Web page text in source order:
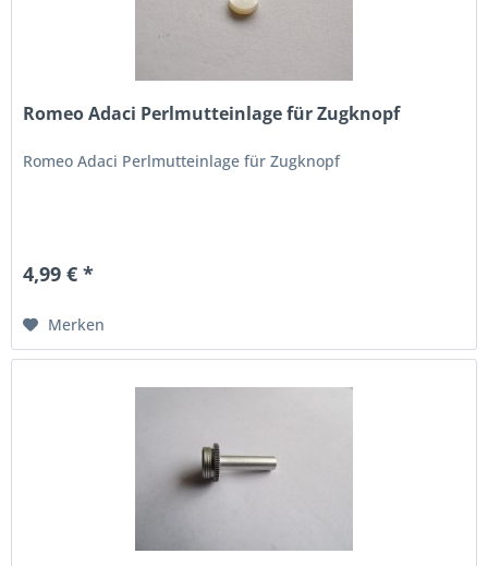
Romeo Adaci Perlmutteinlage für Zugknopf
Romeo Adaci Perlmutteinlage für Zugknopf
4,99 € *
Merken